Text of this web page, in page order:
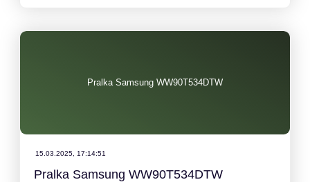
Pralka Samsung WW90T534DTW
15.03.2025, 17:14:51
Pralka Samsung WW90T534DTW